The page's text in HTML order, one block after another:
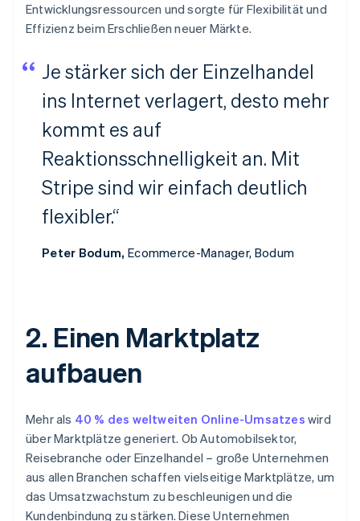
Entwicklungsressourcen und sorgte für Flexibilität und
Effizienz beim Erschließen neuer Märkte.
Je stärker sich der Einzelhandel
ins Internet verlagert, desto mehr
kommt es auf
Reaktionsschnelligkeit an. Mit
Stripe sind wir einfach deutlich
flexibler.“
Peter Bodum, Ecommerce-Manager, Bodum
2. Einen Marktplatz
aufbauen
Mehr als 40 % des weltweiten Online-Umsatzes wird
über Marktplätze generiert. Ob Automobilsektor,
Reisebranche oder Einzelhandel – große Unternehmen
aus allen Branchen schaffen vielseitige Marktplätze, um
das Umsatzwachstum zu beschleunigen und die
Kundenbindung zu stärken. Diese Unternehmen